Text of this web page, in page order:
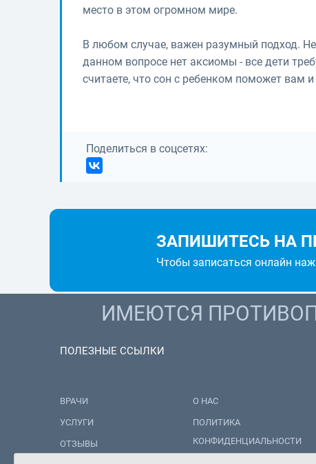
место в этом огромном мире.
В любом случае, важен разумный подход.
данном вопросе нет аксиомы - все дети
считаете, что сон с ребенком поможет вам
Поделиться в соцсетях:
ЗАПИШИТЕСЬ НА
Чтобы записаться онлайн
ИМЕЮТСЯ
ПОЛЕЗНЫЕ ССЫЛКИ
ВРАЧИ
УСЛУГИ
ОТЗЫВЫ
О НАС
ПОЛИТИКА
КОНФИДЕНЦИАЛЬНОСТИ